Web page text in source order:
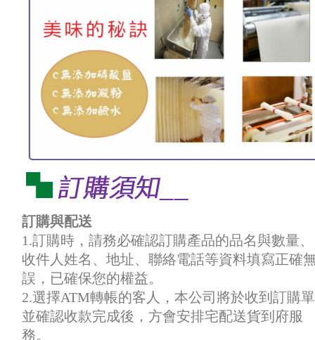
訂購與配送
1.訂購時，請務必確認訂購產品的品名與數量、
收件人姓名、地址、聯絡電話等資料填寫正確
誤，已確保您的權益。
2.選擇ATM轉帳的客人，本公司將於收到訂購單
並確認收款完成後，方會安排宅配送貨到府服
務。